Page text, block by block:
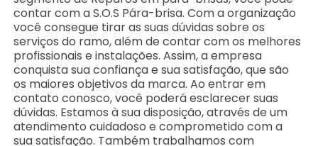
contar com a S.O.S Pára-brisa. Com a organização
você consegue tirar as suas dúvidas sobre os
serviços do ramo, além de contar com os melhores
profissionais e instalações. Assim, a empresa
conquista sua confiança e sua satisfação, que são
os maiores objetivos da marca. Ao entrar em
contato conosco, você poderá esclarecer suas
dúvidas. Estamos à sua disposição, através de um
atendimento cuidadoso e comprometido com a
sua satisfação. Também trabalhamos com